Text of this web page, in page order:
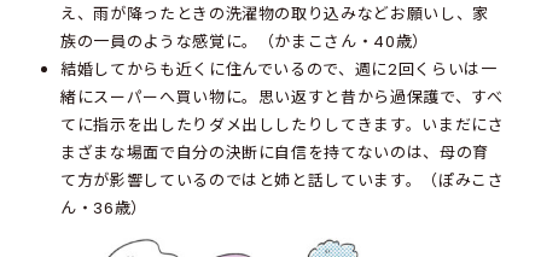
え、雨が降ったときの洗濯物の取り込みなどお願いし、家
族の一員のような感覚に。（かまこさん・40歳）
結婚してからも近くに住んでいるので、週に2回くらいは一
緒にスーパーへ買い物に。思い返すと昔から過保護で、すべ
てに指示を出したりダメ出ししたりしてきます。いまだにさ
まざまな場面で自分の決断に自信を持てないのは、母の育
て方が影響しているのではと姉と話しています。（ぽみこさ
ん・36歳）